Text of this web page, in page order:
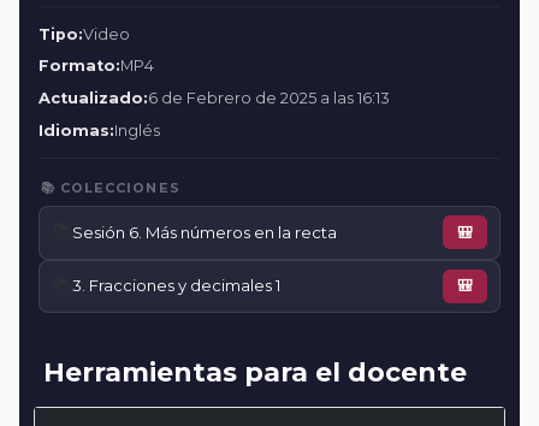
Tipo:Video
Formato:MP4
Actualizado:6 de Febrero de 2025 a las 16:13
Idiomas:Inglés
📚 COLECCIONES
Sesión 6. Más números en la recta 🎒
📚3. Fracciones y decimales 1 🎒
Herramientas para el docente